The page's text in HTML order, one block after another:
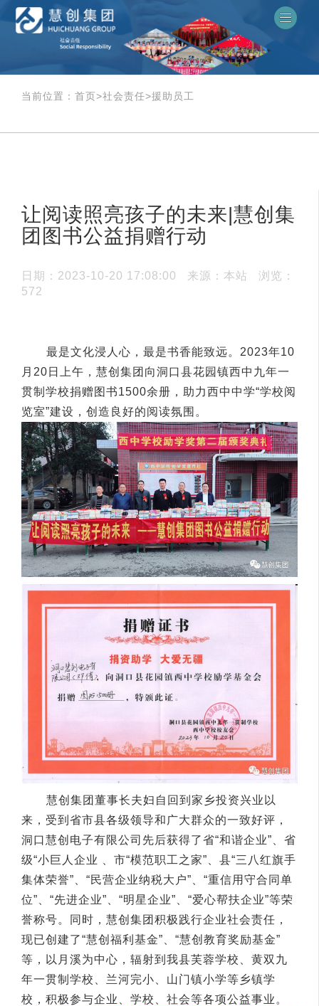
当前位置： 首页>社会责任>援助员工
让阅读照亮孩子的未来|慧创集
团图书公益捐赠行动
日期：2023-10-20 17:08:00 来源：本站
浏览：
572
最是文化浸人心，最是书香能致远。2023年10
月20日上午，慧创集团向洞口县花园镇西中九年一
贯制学校捐赠图书1500余册，助力西中中学“学校阅
览室”建设，创造良好的阅读氛围。
慧创集团董事长夫妇自回到家乡投资兴业以
来，受到省市县各级领导和广大群众的一致好评，
洞口慧创电子有限公司先后获得了省“和谐企业”、省
级“小巨人企业 、市“模范职工之家”、县“三八红旗手
集体荣誉”、“民营企业纳税大户”、“重信用守合同单
位”、“先进企业”、“明星企业”、“爱心帮扶企业”等荣
誉称号。同时，慧创集团积极践行企业社会责任，
现已创建了“慧创福利基金”、“慧创教育奖励基金”
等，以月溪为中心，辐射到我县芙蓉学校、黄双九
年一贯制学校、兰河完小、山门镇小学等乡镇学
校，积极参与企业、学校、社会等各项公益事业。